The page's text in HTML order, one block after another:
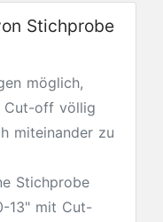
Stichprobe
möglich,
Cut-off völlig
miteinander zu
Stichprobe
13" mit Cut-